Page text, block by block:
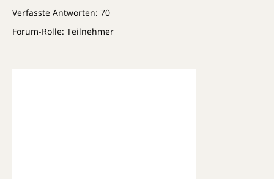
Verfasste Antworten: 70
Forum-Rolle: Teilnehmer